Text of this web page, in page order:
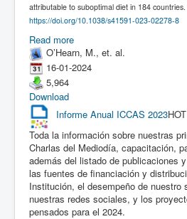
attributable to suboptimal diet in 184 countries.
https://doi.org/10.1038/s41591-023-02278-8
Read more
O’Hearn, M., et. al.
16-01-2024
5,964
Download
Informe Anual ICCAS 2023HOT
Toda la información sobre nuestras
Charlas del Mediodía, capacitación,
además del listado de publicaciones
las fuentes de financiación y
Institución, el desempeño de nuestro
nuestras redes sociales, y los
pensados para el 2024.